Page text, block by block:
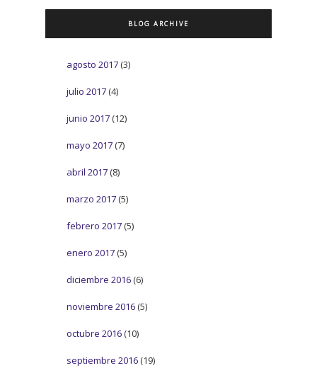
BLOG ARCHIVE
agosto 2017 (3)
julio 2017 (4)
junio 2017 (12)
mayo 2017 (7)
abril 2017 (8)
marzo 2017 (5)
febrero 2017 (5)
enero 2017 (5)
diciembre 2016 (6)
noviembre 2016 (5)
octubre 2016 (10)
septiembre 2016 (19)